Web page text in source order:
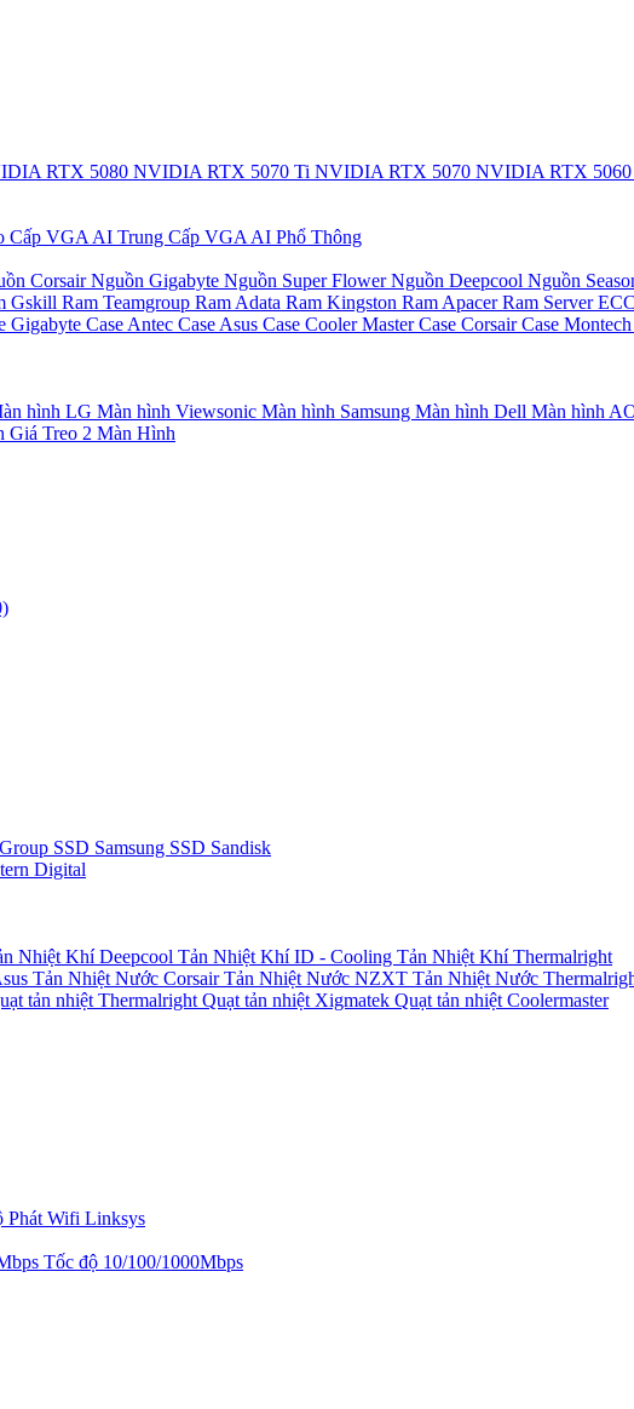
RTX 5080 NVIDIA RTX 5070 Ti NVIDIA RTX 5070 NVIDIA RTX 5060
Cấp VGA AI Trung Cấp VGA AI Phổ Thông
CorsairNguồn Gigabyte Nguồn Super FlowerNguồn Deepcool Nguồn
Gskill Ram Teamgroup Ram Adata Ram Kingston Ram ApacerRam Server
Gigabyte Case Antec Case Asus Case Cooler MasterCase CorsairCase Montech
hình LG Màn hình Viewsonic Màn hình Samsung Màn hình Dell Màn hình
Giá Treo 2 Màn Hình
SSD Samsung SSD Sandisk
Digital
Nhiệt Khí Deepcool Tản Nhiệt Khí ID - Cooling Tản Nhiệt Khí Thermalright
Tản Nhiệt Nước CorsairTản Nhiệt Nước NZXT Tản Nhiệt Nước
tản nhiệt Thermalright Quạt tản nhiệt Xigmatek Quạt tản nhiệt Coolermaster
Phát Wifi Linksys
Tốc độ 10/100/1000Mbps